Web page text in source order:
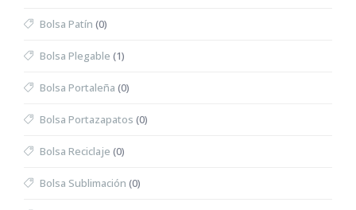
Bolsa Patín (0)
Bolsa Plegable (1)
Bolsa Portaleña (0)
Bolsa Portazapatos (0)
Bolsa Reciclaje (0)
Bolsa Sublimación (0)